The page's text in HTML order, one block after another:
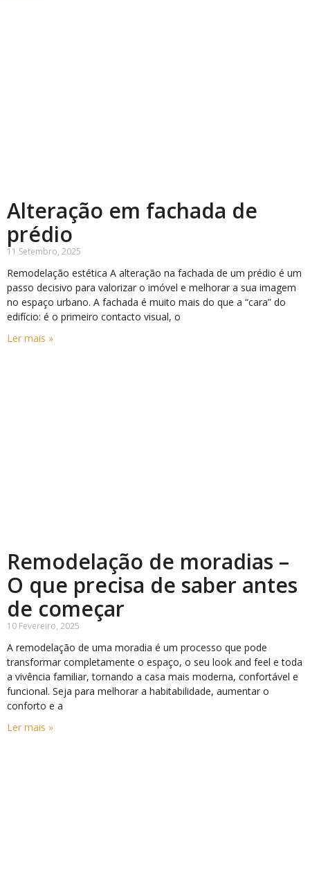
Alteração em fachada de
prédio
11 Setembro, 2025
Remodelação estética A alteração na fachada de um prédio é um
passo decisivo para valorizar o imóvel e melhorar a sua imagem
no espaço urbano. A fachada é muito mais do que a “cara” do
edifício: é o primeiro contacto visual, o
Ler mais »
Remodelação de moradias –
O que precisa de saber antes
de começar
10 Fevereiro, 2025
A remodelação de uma moradia é um processo que pode
transformar completamente o espaço, o seu look and feel e toda
a vivência familiar, tornando a casa mais moderna, confortável e
funcional. Seja para melhorar a habitabilidade, aumentar o
conforto e a
Ler mais »